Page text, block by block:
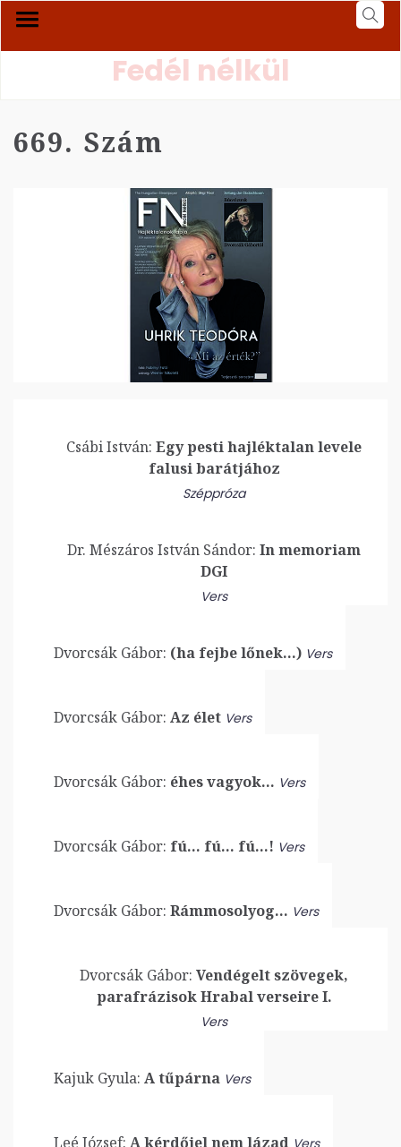
Fedél nélkül
669. Szám
Csábi István: Egy pesti hajléktalan levele
falusi barátjához
Széppróza
Dr. Mészáros István Sándor: In memoriam
DGI
Vers
Dvorcsák Gábor: (ha fejbe lőnek…) Vers
Dvorcsák Gábor: Az élet Vers
Dvorcsák Gábor: éhes vagyok… Vers
Dvorcsák Gábor: fú… fú… fú…! Vers
Dvorcsák Gábor: Rámmosolyog… Vers
Dvorcsák Gábor: Vendégelt szövegek,
parafrázisok Hrabal verseire I.
Vers
Kajuk Gyula: A tűpárna Vers
Leé József: A kérdőjel nem lázad